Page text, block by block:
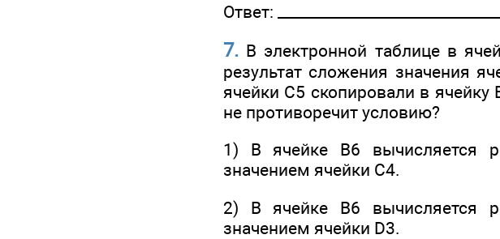
Ответ:
7. В электронной таблице в
результат сложения значения
ячейки С5 скопировали в
не противоречит условию?
1) В ячейке В6 вычисляется
значением ячейки С4.
2) В ячейке В6 вычисляется
значением ячейки D3.